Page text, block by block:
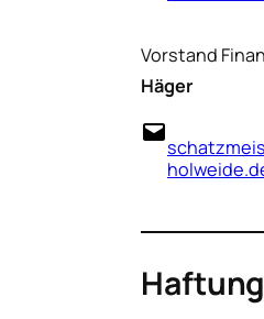
Vorstand
Häger